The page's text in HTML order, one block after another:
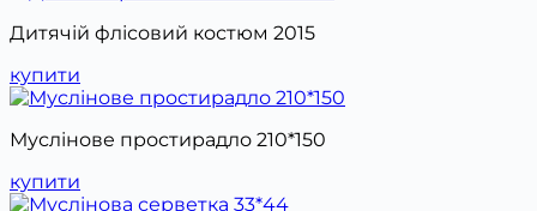
Дитячій флісовий костюм 2015
купити
Муслінове простирадло 210*150
купити